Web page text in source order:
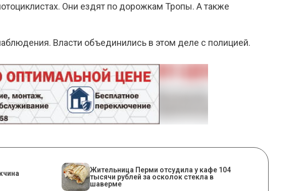
Они ездят по дорожкам Тропы. А также
Власти объединились в этом деле с полицией.
Жительница Перми отсудила у кафе 104
тысячи рублей за осколок стекла в
шаверме